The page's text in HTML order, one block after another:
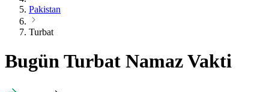
Pakistan
Turbat
Bugün Turbat Namaz Vakti